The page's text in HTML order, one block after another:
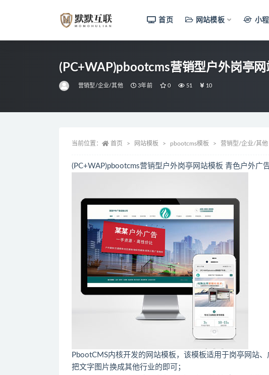
首页 网站模板 小
(PC+WAP)pbootcms营销型户外岗亭
营销型/企业/其他 3年前 0 51 10
当前位置： 首页 网站模板 pbootcms模板 营销型/企业/其他
(PC+WAP)pbootcms营销型户外岗亭网站模板 青色户外广
PbootCMS内核开发的网站模板，该模板适用于岗亭网站
把文字图片换成其他行业的即可；